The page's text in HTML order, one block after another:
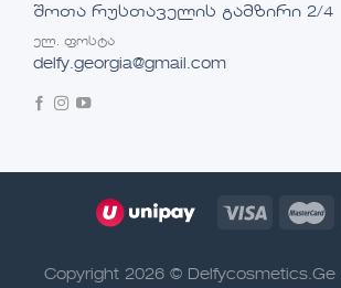
შოთა რუსთაველის გამზირი 2/4
ელ. ფოსტა
delfy.georgia@gmail.com
Copyright 2026 ©